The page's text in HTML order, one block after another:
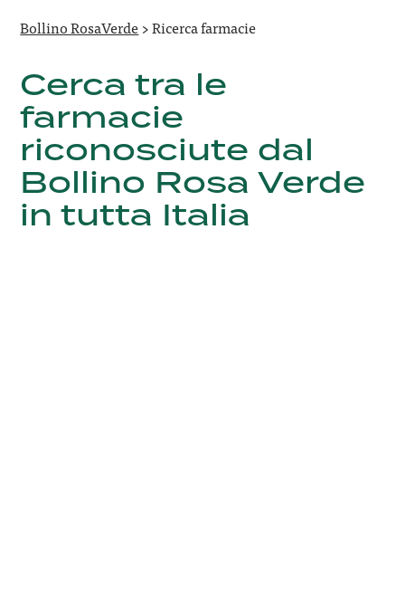
Bollino RosaVerde>Ricerca farmacie
Cerca tra le
farmacie
riconosciute dal
Bollino Rosa Verde
in tutta Italia